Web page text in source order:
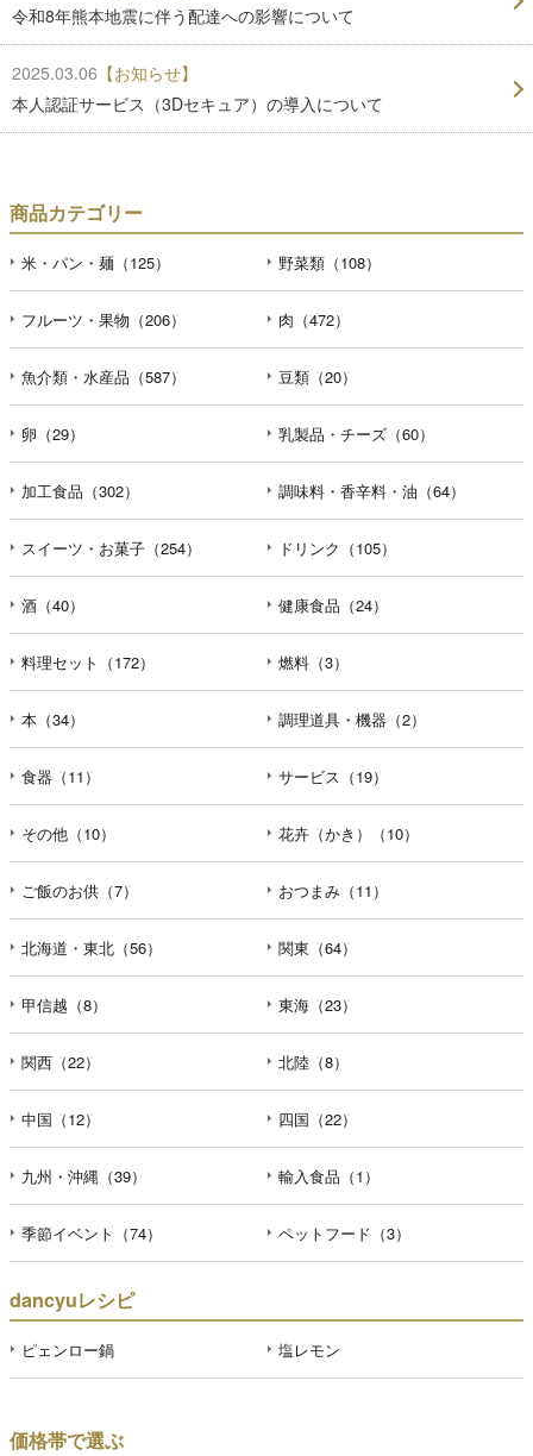
令和8年熊本地震に伴う配達への影響について
2025.03.06 【お知らせ】
本人認証サービス（3Dセキュア）の導入について
商品カテゴリー
米・パン・麺（125） 野菜類（108）
フルーツ・果物（206） 肉（472）
魚介類・水産品（587） 豆類（20）
卵（29） 乳製品・チーズ（60）
加工食品（302） 調味料・香辛料・油（64）
スイーツ・お菓子（254） ドリンク（105）
酒（40） 健康食品（24）
料理セット（172） 燃料（3）
本（34） 調理道具・機器（2）
食器（11） サービス（19）
その他（10） 花卉（かき）（10）
ご飯のお供（7） おつまみ（11）
北海道・東北（56） 関東（64）
甲信越（8） 東海（23）
関西（22） 北陸（8）
中国（12） 四国（22）
九州・沖縄（39） 輸入食品（1）
季節イベント（74） ペットフード（3）
dancyuレシピ
ピェンロー鍋 塩レモン
価格帯で選ぶ